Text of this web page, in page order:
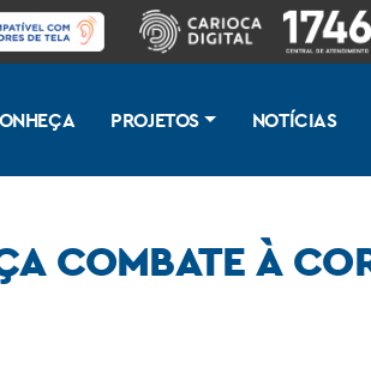
PROJETOS NOTÍCIAS
COMBATE À